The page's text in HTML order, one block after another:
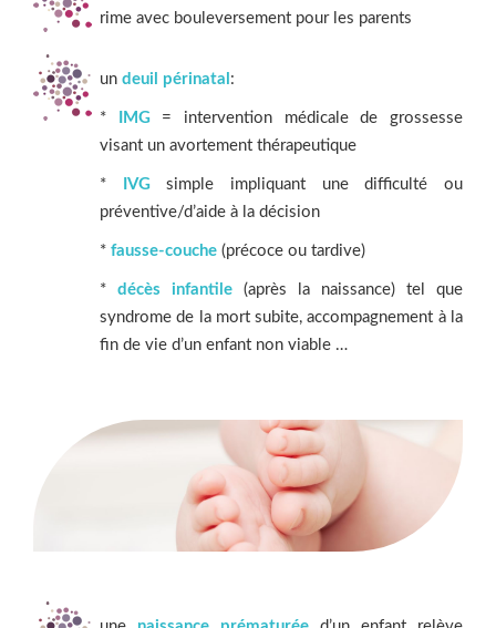
rime avec bouleversement pour les parents
un deuil périnatal :
* IMG= intervention médicale de grossesse
visant un avortement thérapeutique
* IVGsimple impliquant une difficulté ou
préventive/d’aide à la décision
* fausse-couche (précoce ou tardive)
* décès infantile (après la naissance) tel que
syndrome de la mort subite, accompagnement à la
fin de vie d’un enfant non viable …